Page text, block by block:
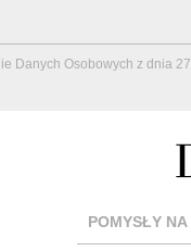
Danych Osobowych z dnia
POMYSŁY NA